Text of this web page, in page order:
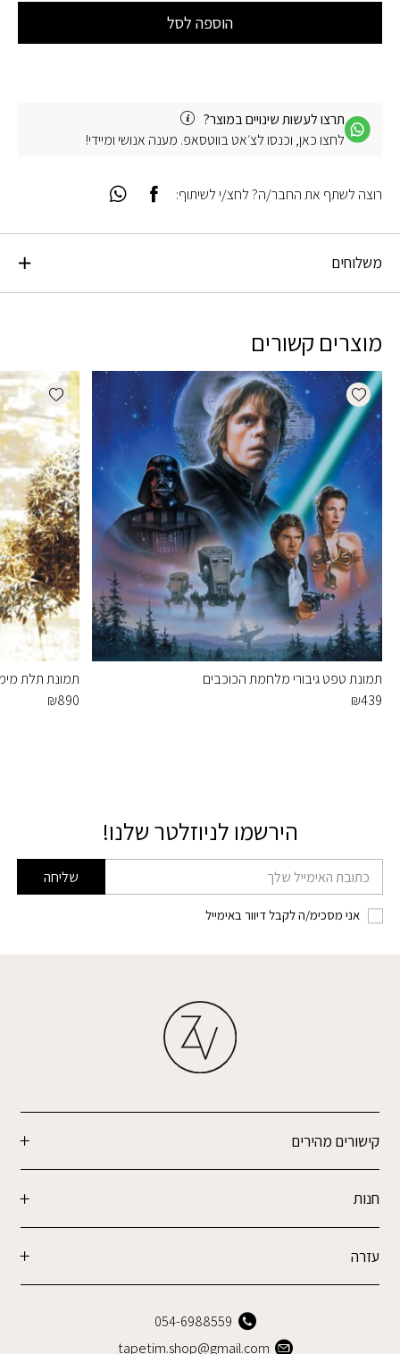
הוספה לסל
תרצו לעשות שינויים במוצר?
לחצו כאן, וכנסו לצ׳אט בווטסאפ. מענה אנושי ומיידי!
משלוחים
רוצה לשתף את החבר/ה? לחצ/י לשיתוף:
מוצרים קשורים
Add wishlist
תמונת טפט גיבורי מלחמת הכוכבים
₪439
wishlist
תמונת תלת
₪890
הירשמו לניוזלטר שלנו!
דוא׳׳ל שליחה
אני מסכימ/ה לקבל דיוור באימייל
קישורים מהירים
חנות
עזרה
054-6988559
tapetim.shop@gmail.com